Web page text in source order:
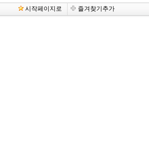
시작페이지로 즐겨찾기추가